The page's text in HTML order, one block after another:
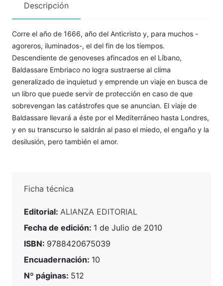
Descripción
Corre el año de 1666, año del Anticristo y, para muchos -
agoreros, iluminados-, el del fin de los tiempos.
Descendiente de genoveses afincados en el Líbano,
Baldassare Embriaco no logra sustraerse al clima
generalizado de inquietud y emprende un viaje en busca de
un libro que puede servir de protección en caso de que
sobrevengan las catástrofes que se anuncian. El viaje de
Baldassare llevará a éste por el Mediterráneo hasta Londres,
y en su transcurso le saldrán al paso el miedo, el engaño y la
desilusión, pero también el amor.
Ficha técnica
Editorial: ALIANZA EDITORIAL
Fecha de edición: 1 de Julio de 2010
ISBN: 9788420675039
Encuadernación: 10
Nº páginas: 512